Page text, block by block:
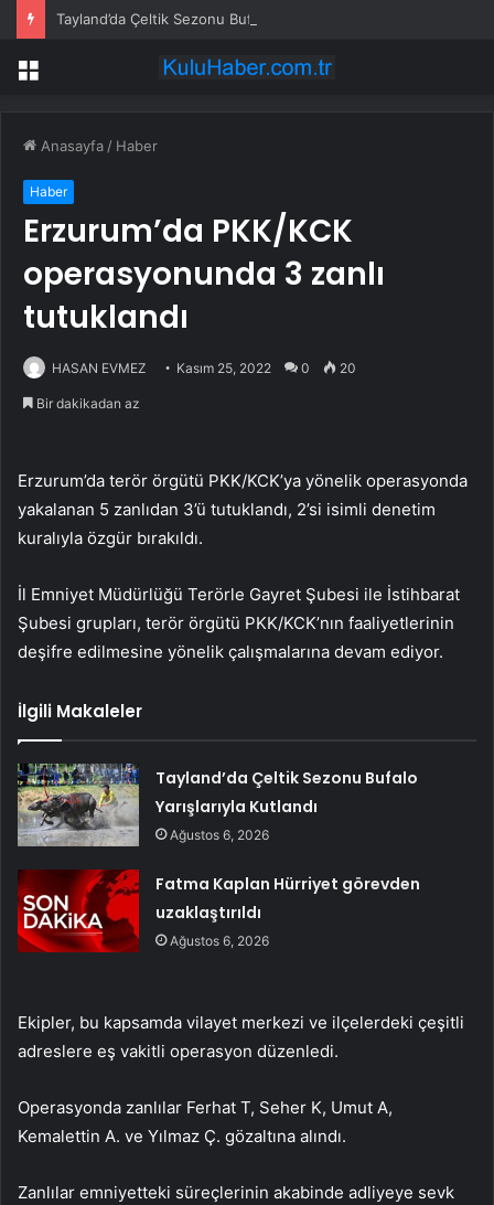
Tayland’da Çeltik Sezonu Bufalo Yarışlarıyla Kutlandı
Menü
Anasayfa / Haber
Haber
Erzurum’da PKK/KCK
operasyonunda 3 zanlı
tutuklandı
HASAN EVMEZ Kasım 25, 2022 0 20
Bir dakikadan az
Erzurum’da terör örgütü PKK/KCK’ya yönelik operasyonda
yakalanan 5 zanlıdan 3’ü tutuklandı, 2’si isimli denetim
kuralıyla özgür bırakıldı.
İl Emniyet Müdürlüğü Terörle Gayret Şubesi ile İstihbarat
Şubesi grupları, terör örgütü PKK/KCK’nın faaliyetlerinin
deşifre edilmesine yönelik çalışmalarına devam ediyor.
İlgili Makaleler
Tayland’da Çeltik Sezonu Bufalo
Yarışlarıyla Kutlandı
Ağustos 6, 2026
Fatma Kaplan Hürriyet görevden
uzaklaştırıldı
Ağustos 6, 2026
Ekipler, bu kapsamda vilayet merkezi ve ilçelerdeki çeşitli
adreslere eş vakitli operasyon düzenledi.
Operasyonda zanlılar Ferhat T, Seher K, Umut A,
Kemalettin A. ve Yılmaz Ç. gözaltına alındı.
Zanlılar emniyetteki süreçlerinin akabinde adliyeye sevk